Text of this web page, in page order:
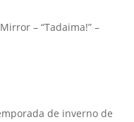
– “Tadaima!” –
de inverno de